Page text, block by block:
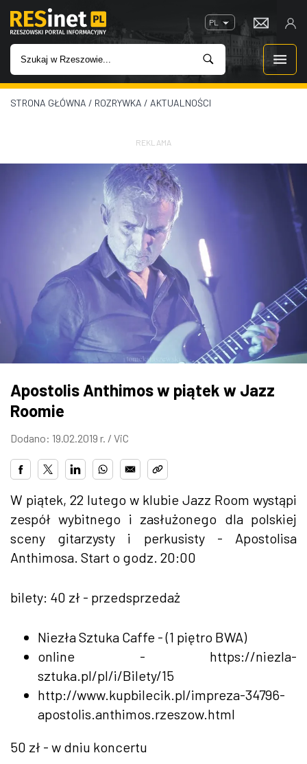
PL
WIADOMOŚCI
GASTRONOMIA
ZDJĘCIA
W RZESZOWIE
STRONA GŁÓWNA / ROZRYWKA / AKTUALNOŚCI
REKLAMA
Apostolis Anthimos w piątek w Jazz
Roomie
Dodano: 19.02.2019 r. / ViC
W piątek, 22 lutego w klubie Jazz Room wystąpi
zespół wybitnego i zasłużonego dla polskiej
sceny gitarzysty i perkusisty - Apostolisa
Anthimosa. Start o godz. 20:00
bilety: 40 zł - przedsprzedaż
Niezła Sztuka Caffe - (1 piętro BWA)
online - https://niezla-
sztuka.pl/pl/i/Bilety/15
http://www.kupbilecik.pl/impreza-34796-
apostolis.anthimos.rzeszow.html
50 zł - w dniu koncertu